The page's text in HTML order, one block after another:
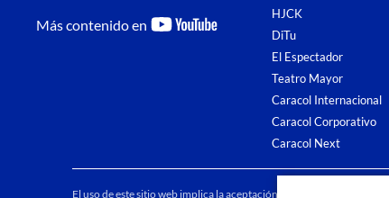
Más contenido en
youtube-
HJCK
DiTu
El Espectador
Teatro Mayor
Caracol Internacional
Caracol Corporativo
Caracol Next
El uso de este sitio web implica la aceptación de los